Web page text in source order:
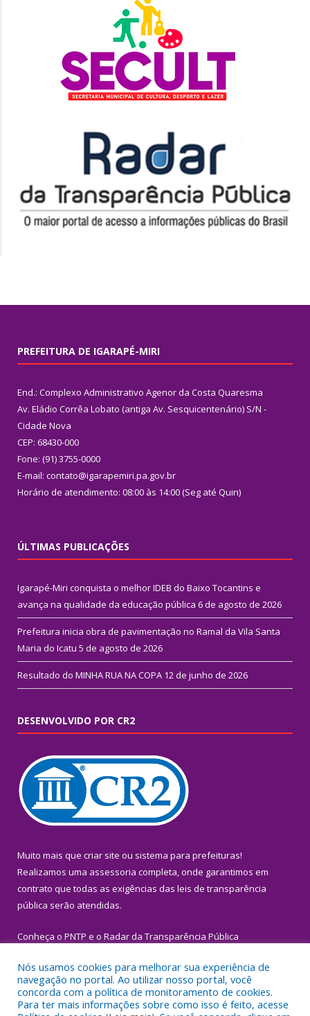
PREFEITURA DE IGARAPÉ-MIRI
End.: Complexo Administrativo Agenor da Costa Quaresma
Av. Eládio Corrêa Lobato (antiga Av. Sesquicentenário) S/N -
Cidade Nova
CEP: 68430-000
Fone: (91) 3755-0000
E-mail: contato@igarapemiri.pa.gov.br
Horário de atendimento: 08:00 às 14:00 (Seg até Quin)
ÚLTIMAS PUBLICAÇÕES
Igarapé-Miri conquista o melhor IDEB do Baixo Tocantins e
avança na qualidade da educação pública 6 de agosto de 2026
Prefeitura inicia obra de pavimentação no Ramal da Vila Santa
Maria do Icatu 5 de agosto de 2026
Resultado do MINHA RUA NA COPA 12 de junho de 2026
DESENVOLVIDO POR CR2
Muito mais que criar site ou sistema para prefeituras!
Realizamos uma assessoria completa, onde garantimos em
contrato que todas as exigências das leis de transparência
pública serão atendidas.
Conheça o PNTP e o Radar da Transparência Pública
Todos os direitos reservados a Prefeitura Municipal de Igarapé-
Nós usamos cookies para melhorar sua experiência de
navegação no portal. Ao utilizar nosso portal, você
concorda com a política de monitoramento de cookies.
Para ter mais informações sobre como isso é feito, acesse